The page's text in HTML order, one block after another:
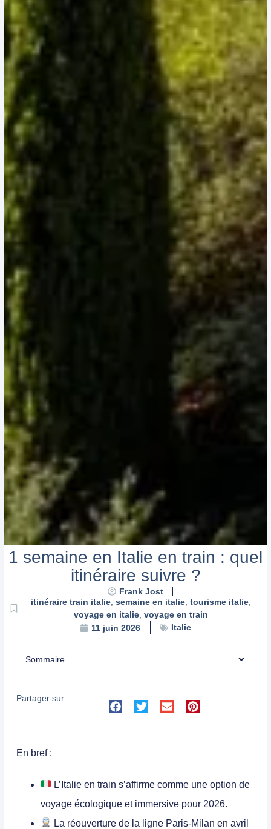
1 semaine en Italie en train : quel
itinéraire suivre ?
Frank Jost
itinéraire train italie, semaine en italie, tourisme italie,
voyage en italie, voyage en train
11 juin 2026
Italie
Sommaire
Partager sur
En bref :
L’Italie en train s’affirme comme une option de
voyage écologique et immersive pour 2026.
La réouverture de la ligne Paris-Milan en avril